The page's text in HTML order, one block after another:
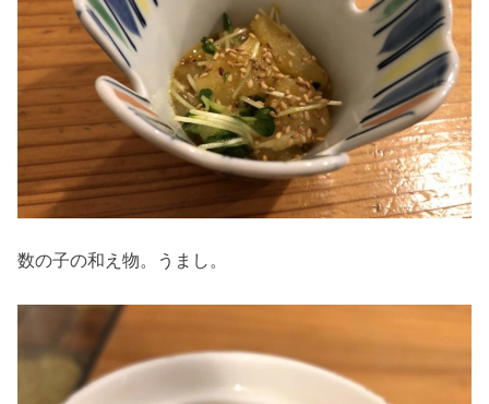
数の子の和え物。うまし。